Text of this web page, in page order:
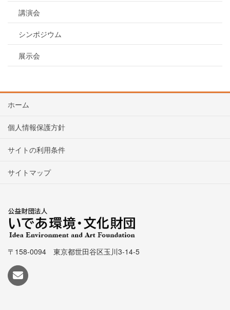
講演会
シンポジウム
展示会
ホーム
個人情報保護方針
サイトの利用条件
サイトマップ
〒158-0094 東京都世田谷区玉川3-14-5